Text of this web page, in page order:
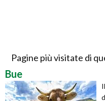
Pagine più visitate di
Bue